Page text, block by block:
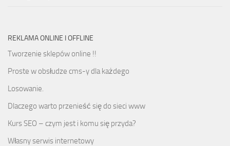
REKLAMA ONLINE I OFFLINE
Tworzenie sklepów online !!
Proste w obsłudze cms-y dla każdego
Losowanie.
Dlaczego warto przenieść się do sieci www
Kurs SEO – czym jest i komu się przyda?
Własny serwis internetowy